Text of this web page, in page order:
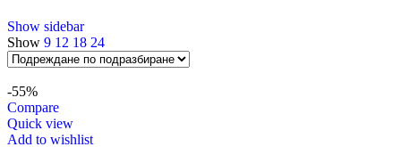
Show sidebar
Show 9 12 18 24
-55%
Compare
Quick view
Add to wishlist